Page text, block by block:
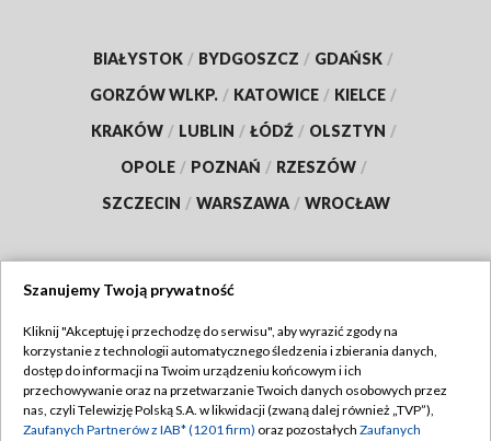
BIAŁYSTOK / BYDGOSZCZ / GDAŃSK /
GORZÓW WLKP. / KATOWICE / KIELCE /
KRAKÓW / LUBLIN / ŁÓDŹ / OLSZTYN /
OPOLE / POZNAŃ / RZESZÓW /
SZCZECIN / WARSZAWA / WROCŁAW
TVP
Abonament TVP
Emisja w TVP
Regulamin TVP
Polityka prywatności
Szanujemy Twoją prywatność
Kliknij "Akceptuję i przechodzę do serwisu", aby wyrazić zgody na
korzystanie z technologii automatycznego śledzenia i zbierania danych,
dostęp do informacji na Twoim urządzeniu końcowym i ich
przechowywanie oraz na przetwarzanie Twoich danych osobowych przez
nas, czyli Telewizję Polską S.A. w likwidacji (zwaną dalej również „TVP”),
Zaufanych Partnerów z IAB* (1201 firm) oraz pozostałych Zaufanych